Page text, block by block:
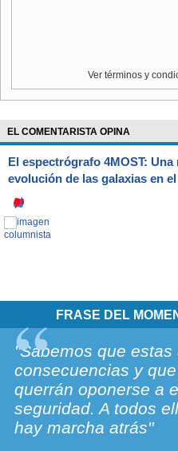
Ver términos y
EL COMENTARISTA OPINA
El espectrógrafo 4MOST:
evolución de las galaxias en
FRASE DEL
"Sabemos que
consecuencias y
querrán oponerse a
seguridad. A todos
hay marcha atrás"